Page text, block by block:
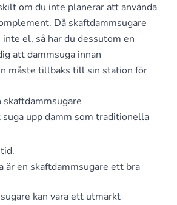
om du inte planerar att använda
Då skaftdammsugare
el, så har du dessutom en
att dammsuga innan
måste tillbaks till sin station för
skaftdammsugare
upp damm som traditionella
är en skaftdammsugare ett bra
kan vara ett utmärkt